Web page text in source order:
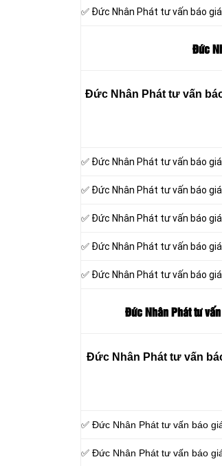
✅ Đức Nhân Phát tư vấn báo
Đức
Đức Nhân Phát tư vấn
✅ Đức Nhân Phát tư vấn báo
✅ Đức Nhân Phát tư vấn báo
✅ Đức Nhân Phát tư vấn báo
✅ Đức Nhân Phát tư vấn báo
✅ Đức Nhân Phát tư vấn báo
Đức Nhân Phát tư
Đức Nhân Phát tư vấn
✅ Đức Nhân Phát tư vấn báo
✅ Đức Nhân Phát tư vấn báo